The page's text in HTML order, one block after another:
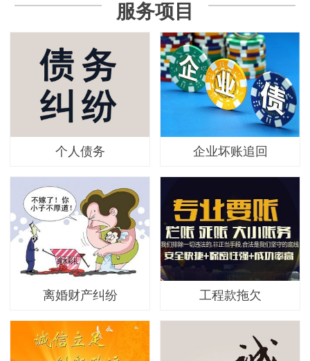
服务项目
个人债务 企业坏账追回
离婚财产纠纷 工程款拖欠